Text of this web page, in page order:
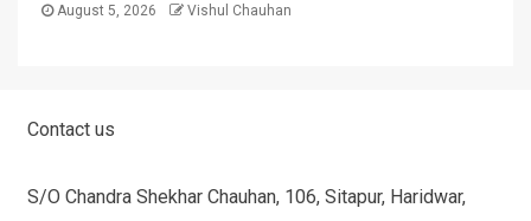
August 5, 2026 Vishul Chauhan
Contact us
S/O Chandra Shekhar Chauhan, 106, Sitapur, Haridwar,